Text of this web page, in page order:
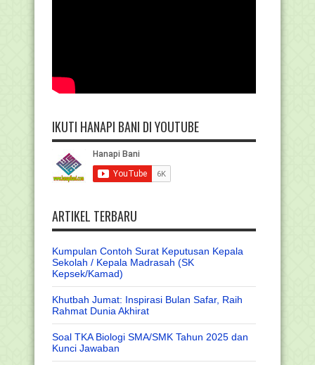
IKUTI HANAPI BANI DI YOUTUBE
ARTIKEL TERBARU
Kumpulan Contoh Surat Keputusan Kepala
Sekolah / Kepala Madrasah (SK
Kepsek/Kamad)
Khutbah Jumat: Inspirasi Bulan Safar, Raih
Rahmat Dunia Akhirat
Soal TKA Biologi SMA/SMK Tahun 2025 dan
Kunci Jawaban